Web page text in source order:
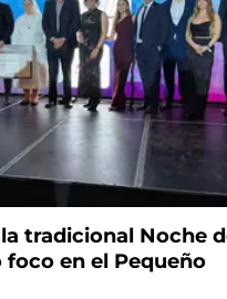
tradicional Noche
en el Pequeño